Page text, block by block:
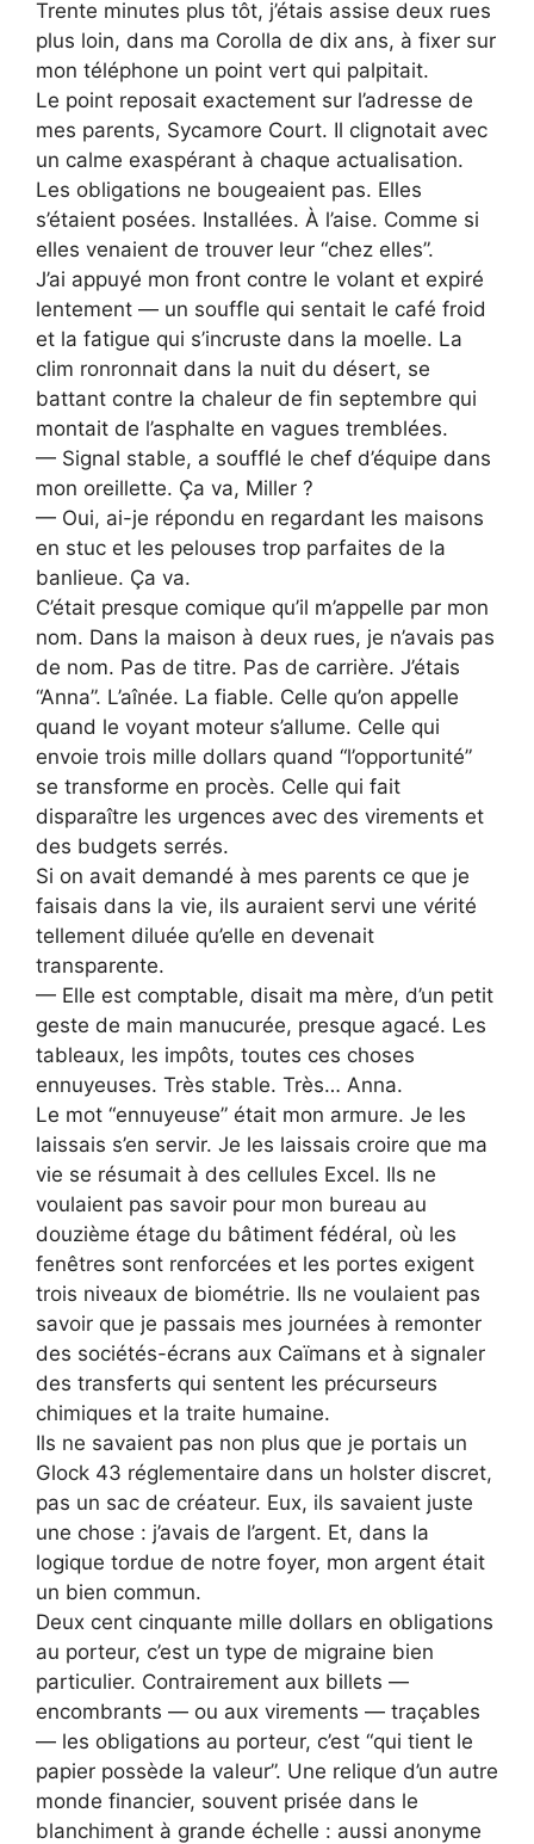
Trente minutes plus tôt, j’étais assise deux rues
plus loin, dans ma Corolla de dix ans, à fixer sur
mon téléphone un point vert qui palpitait.
Le point reposait exactement sur l’adresse de
mes parents, Sycamore Court. Il clignotait avec
un calme exaspérant à chaque actualisation.
Les obligations ne bougeaient pas. Elles
s’étaient posées. Installées. À l’aise. Comme si
elles venaient de trouver leur “chez elles”.
J’ai appuyé mon front contre le volant et expiré
lentement — un souffle qui sentait le café froid
et la fatigue qui s’incruste dans la moelle. La
clim ronronnait dans la nuit du désert, se
battant contre la chaleur de fin septembre qui
montait de l’asphalte en vagues tremblées.
— Signal stable, a soufflé le chef d’équipe dans
mon oreillette. Ça va, Miller ?
— Oui, ai-je répondu en regardant les maisons
en stuc et les pelouses trop parfaites de la
banlieue. Ça va.
C’était presque comique qu’il m’appelle par mon
nom. Dans la maison à deux rues, je n’avais pas
de nom. Pas de titre. Pas de carrière. J’étais
“Anna”. L’aînée. La fiable. Celle qu’on appelle
quand le voyant moteur s’allume. Celle qui
envoie trois mille dollars quand “l’opportunité”
se transforme en procès. Celle qui fait
disparaître les urgences avec des virements et
des budgets serrés.
Si on avait demandé à mes parents ce que je
faisais dans la vie, ils auraient servi une vérité
tellement diluée qu’elle en devenait
transparente.
— Elle est comptable, disait ma mère, d’un petit
geste de main manucurée, presque agacé. Les
tableaux, les impôts, toutes ces choses
ennuyeuses. Très stable. Très… Anna.
Le mot “ennuyeuse” était mon armure. Je les
laissais s’en servir. Je les laissais croire que ma
vie se résumait à des cellules Excel. Ils ne
voulaient pas savoir pour mon bureau au
douzième étage du bâtiment fédéral, où les
fenêtres sont renforcées et les portes exigent
trois niveaux de biométrie. Ils ne voulaient pas
savoir que je passais mes journées à remonter
des sociétés-écrans aux Caïmans et à signaler
des transferts qui sentent les précurseurs
chimiques et la traite humaine.
Ils ne savaient pas non plus que je portais un
Glock 43 réglementaire dans un holster discret,
pas un sac de créateur. Eux, ils savaient juste
une chose : j’avais de l’argent. Et, dans la
logique tordue de notre foyer, mon argent était
un bien commun.
Deux cent cinquante mille dollars en obligations
au porteur, c’est un type de migraine bien
particulier. Contrairement aux billets —
encombrants — ou aux virements — traçables
— les obligations au porteur, c’est “qui tient le
papier possède la valeur”. Une relique d’un autre
monde financier, souvent prisée dans le
blanchiment à grande échelle : aussi anonyme